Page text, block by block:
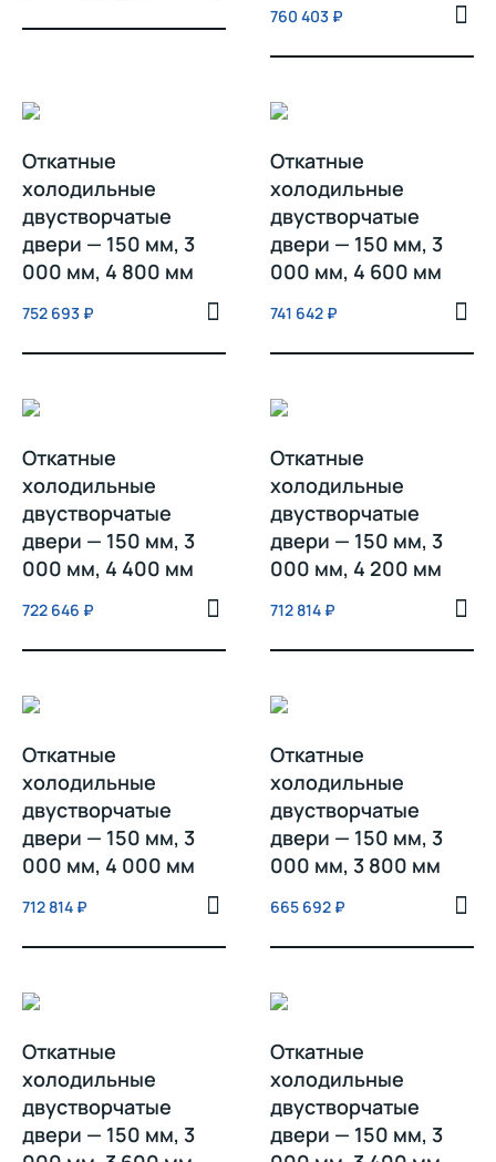
760 403 ₽
Откатные
холодильные
двустворчатые
двери — 150 мм, 3
000 мм, 4 800 мм
752 693 ₽
Откатные
холодильные
двустворчатые
двери — 150 мм, 3
000 мм, 4 600 мм
741 642 ₽
Откатные
холодильные
двустворчатые
двери — 150 мм, 3
000 мм, 4 400 мм
722 646 ₽
Откатные
холодильные
двустворчатые
двери — 150 мм, 3
000 мм, 4 200 мм
712 814 ₽
Откатные
холодильные
двустворчатые
двери — 150 мм, 3
000 мм, 4 000 мм
712 814 ₽
Откатные
холодильные
двустворчатые
двери — 150 мм, 3
000 мм, 3 800 мм
665 692 ₽
Откатные
холодильные
двустворчатые
двери — 150 мм, 3
Откатные
холодильные
двустворчатые
двери — 150 мм, 3